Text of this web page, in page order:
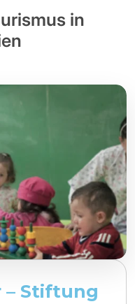
in
– Stiftung